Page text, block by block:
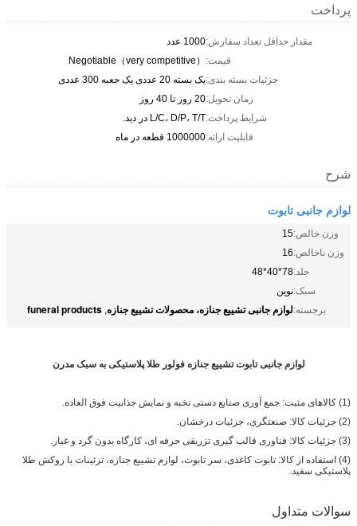
پرداخت
مقدار حداقل تعداد سفارش:1000 عدد
قیمت: Negotiable（very competitive）
جزئیات بسته بندی:یک بسته 20 عددی یک جعبه 300 عددی
زمان تحویل:20 روز تا 40 روز
شرایط پرداخت:L/C، D/P، T/T در دید.
قابلیت ارائه:1000000 قطعه در ماه
شرح
لوازم جانبی تابوت
وزن خالص:15
وزن ناخالص:16
جلد:78*40*48
سبک:نوین
برجسته:لوازم جانبی تشییع جنازه، محصولات تشییع جنازه,
funeral products
لوازم جانبی تابوت تشییع جنازه فولور طلا پلاستیکی به سبک مدرن
(1) کالاهای مثبت: جمع آوری صنایع دستی نخبه و نمایش جذابیت فوق العاده.
(2) جزئیات کالا: صنعتگری، جزئیات درخشان.
(3) جزئیات کالا: فناوری قالب گیری تزریقی حرفه ای، کارگاه بدون گرد و غبار.
(4) استفاده از کالا: تابوت کاغذی، سر تابوت، لوازم تشییع جنازه، تزئینات با روکش طلا
پلاستیکی سفید.
سوالات متداول